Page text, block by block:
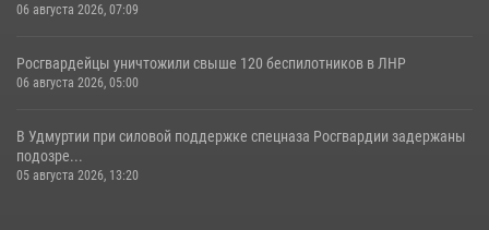
06 августа 2026, 07:09
Росгвардейцы уничтожили свыше 120 беспилотников в ЛНР
06 августа 2026, 05:00
В Удмуртии при силовой поддержке спецназа Росгвардии задержаны
подозре...
05 августа 2026, 13:20